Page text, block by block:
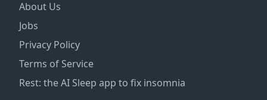
About Us
Jobs
Privacy Policy
Terms of Service
Rest: the AI Sleep app to fix insomnia